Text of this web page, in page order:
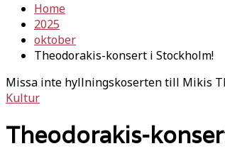
Home
2025
oktober
Theodorakis-konsert i Stockholm!
Missa inte hyllningskoserten till Mikis
Kultur
Theodorakis-